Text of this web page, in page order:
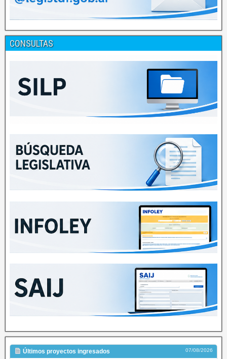
CONSULTAS
Últimos proyectos ingresados 07/08/2026